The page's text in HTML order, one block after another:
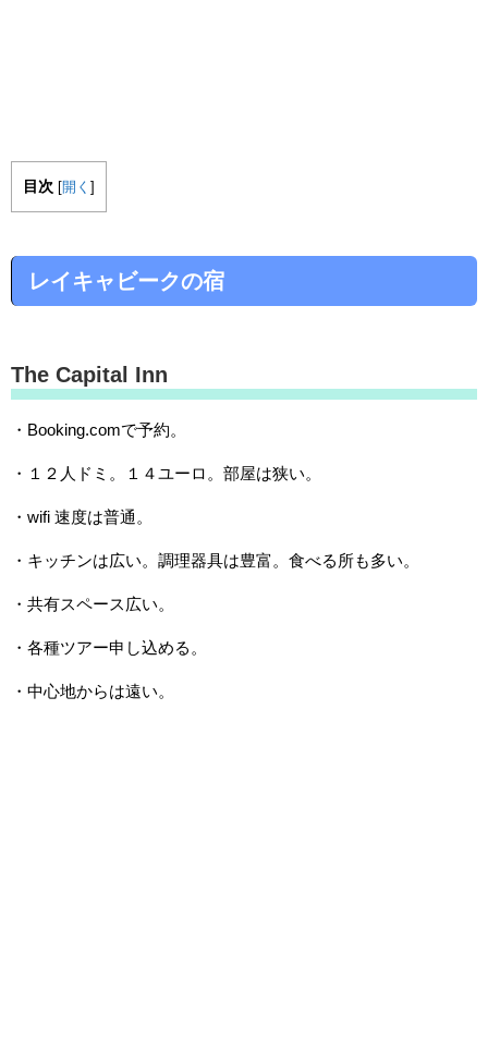
目次 [開く ]
レイキャビークの宿
The Capital Inn
・Booking.comで予約。
・１２人ドミ。１４ユーロ。部屋は狭い。
・wifi 速度は普通。
・キッチンは広い。調理器具は豊富。食べる所も多い。
・共有スペース広い。
・各種ツアー申し込める。
・中心地からは遠い。